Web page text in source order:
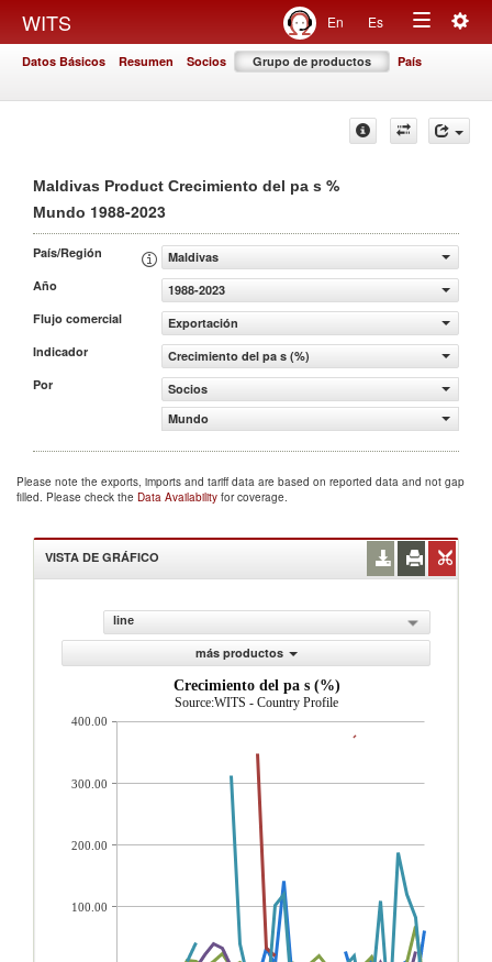
WITS En Es
Toggle
Datos Básicos Resumen Socios Grupo de productos País
Maldivas Product Crecimiento del pa s %
Mundo 1988-2023
País/Región
Maldivas
Año
1988-2023
Flujo comercial
Exportación
Indicador
Crecimiento del pa s (%)
Por
Socios
Mundo
Please note the exports, imports and tariff data are based on reported data and not gap
filled. Please check the Data Availability for coverage.
VISTA DE GRÁFICO
line
más productos
Crecimiento del pa s (%)
Source:WITS - Country Profile
400.00
300.00
200.00
100.00